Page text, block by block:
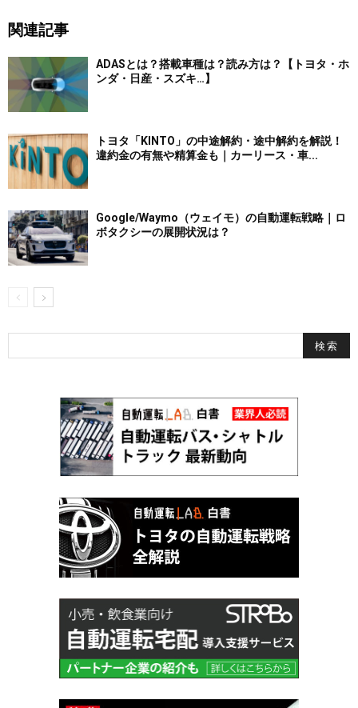
関連記事
ADASとは？搭載車種は？読み方は？【トヨタ・ホ
ンダ・日産・スズキ…】
トヨタ「KINTO」の中途解約・途中解約を解説！
違約金の有無や精算金も｜カーリース・車...
Google/Waymo（ウェイモ）の自動運転戦略｜ロ
ボタクシーの展開状況は？